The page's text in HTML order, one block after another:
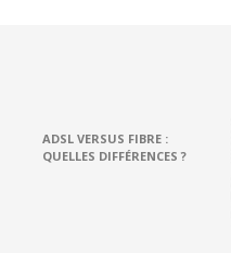
ADSL VERSUS FIBRE :
QUELLES DIFFÉRENCES ?